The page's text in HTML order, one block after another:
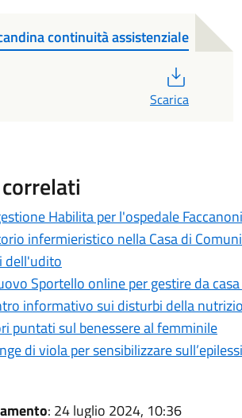
continuità assistenziale
Scarica
Habilita per l'ospedale
infermieristico nella Casa di
dell'udito
Sportello online per gestire da
informativo sui disturbi della
puntati sul benessere al femminile
di viola per sensibilizzare
: 24 luglio 2024, 10:36